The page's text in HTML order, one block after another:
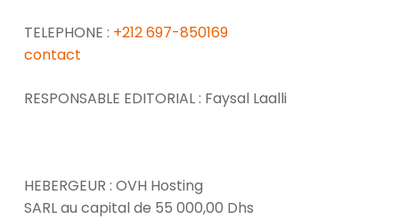
TELEPHONE : +212 697-850169
contact
RESPONSABLE EDITORIAL : Faysal Laalli
HEBERGEUR : OVH Hosting
SARL au capital de 55 000,00 Dhs